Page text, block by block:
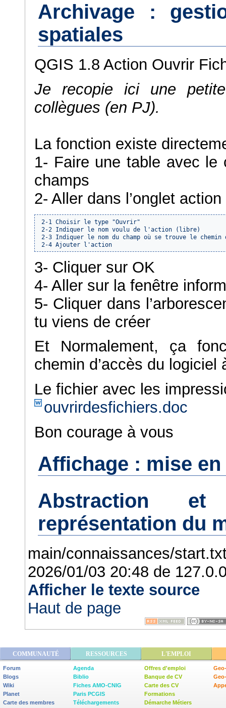
Archivage :
spatiales
QGIS 1.8 Action Ouvrir
Je recopie ici une
collègues (en PJ).
La fonction existe
1- Faire une table avec le
champs
2- Aller dans l’onglet
2-1 Choisir le type "Ouvrir"
2-2 Indiquer le nom voulu de l'action (libre)
2-3 Indiquer le nom du champ où se trouve le
2-4 Ajouter l'action
3- Cliquer sur OK
4- Aller sur la fenêtre
5- Cliquer dans
tu viens de créer
Et Normalement, ça
chemin d’accès du
Le fichier avec les
ouvrirdesfichiers.doc
Bon courage à vous
Affichage : mise
Abstraction
représentation du
main/connaissances/
2026/01/03 20:48 de
Afficher le texte source
Haut de page
COMMUNAUTÉ RESSOURCES L'EMPLOI
Forum
Blogs
Wiki
Planet
Carte des membres
Agenda
Biblio
Fiches AMO-CNIG
Paris PCGIS
Téléchargements
Offres d'emploi
Banque de CV
Carte des CV
Formations
Démarche Métiers